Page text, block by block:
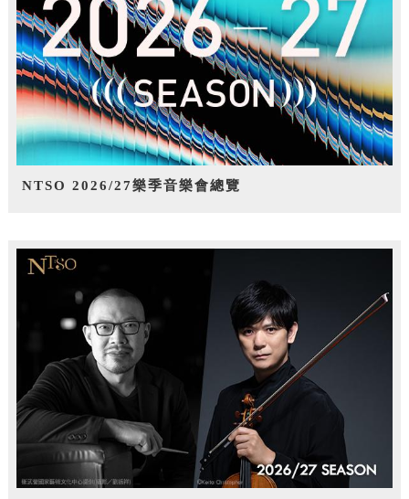
NTSO 2026/27樂季音樂會總覽